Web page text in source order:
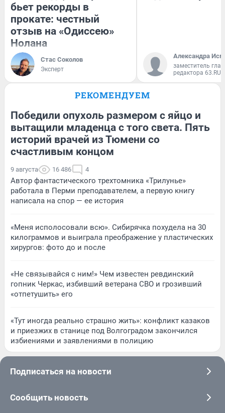
бьет рекорды в
прокате: честный
отзыв на «Одиссею»
Нолана
Стас Соколов
Эксперт
Александра
заместитель
редактора 63.RU
РЕКОМЕНДУЕМ
Победили опухоль размером с яйцо и
вытащили младенца с того света. Пять
историй врачей из Тюмени со
счастливым концом
9 августа 16 486 4
Автор фантастического трехтомника «Трилунье»
работала в Перми преподавателем, а первую книгу
написала на спор — ее история
«Меня исполосовали всю». Сибирячка похудела на 30
килограммов и выиграла преображение у пластических
хирургов: фото до и после
«Не связывайся с ним!» Чем известен ревдинский
гопник Черкас, избивший ветерана СВО и грозивший
«отпетушить» его
«Тут иногда реально страшно жить»: конфликт казаков
и приезжих в станице под Волгоградом закончился
избиениями и заявлениями в полицию
Подписаться на новости
Сообщить новость